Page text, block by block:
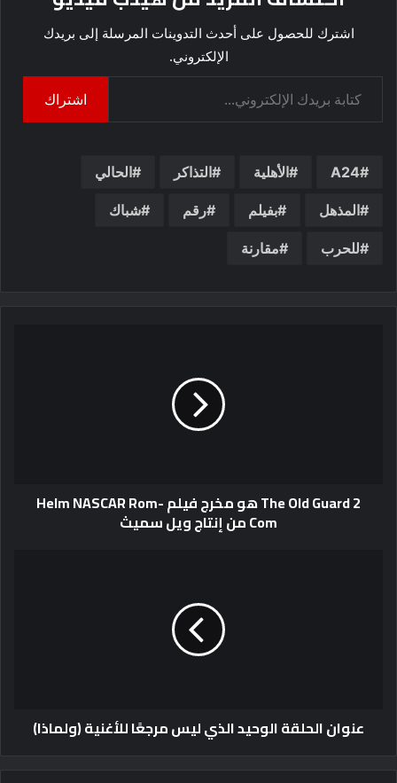
اشترك للحصول على أحدث التدوينات المرسلة إلى بريدك
الإلكتروني.
اشتراك
A24 الأهلية التذاكر الحالي
المذهل بفيلم رقم شباك
للحرب مقارنة
The Old Guard 2 هو مخرج فيلم Helm NASCAR Rom-
Com من إنتاج ويل سميث
عنوان الحلقة الوحيد الذي ليس مرجعًا للأغنية (ولماذا)